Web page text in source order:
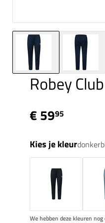
Robey
€ 5995
Kies je kleur
We hebben deze kleuren